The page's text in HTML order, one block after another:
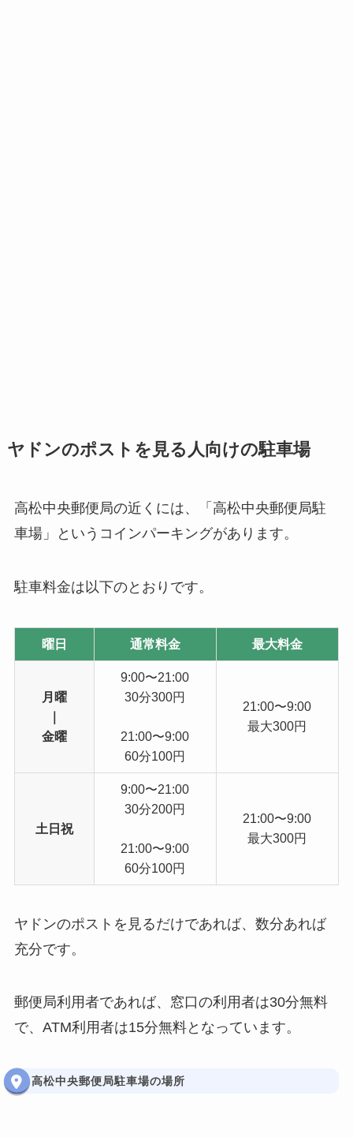
ヤドンのポストを見る人向けの駐車場
高松中央郵便局の近くには、「高松中央郵便局駐
車場」というコインパーキングがあります。
駐車料金は以下のとおりです。
曜日 通常料金 最大料金
月曜
金曜
9:00〜21:00
30分300円
21:00〜9:00
60分100円
21:00〜9:00
最大300円
土日祝
9:00〜21:00
30分200円
21:00〜9:00
60分100円
21:00〜9:00
最大300円
ヤドンのポストを見るだけであれば、数分あれば
充分です。
郵便局利用者であれば、窓口の利用者は30分無料
で、ATM利用者は15分無料となっています。
高松中央郵便局駐車場の場所